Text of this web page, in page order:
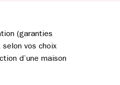
(garanties
vos choix
d’une maison